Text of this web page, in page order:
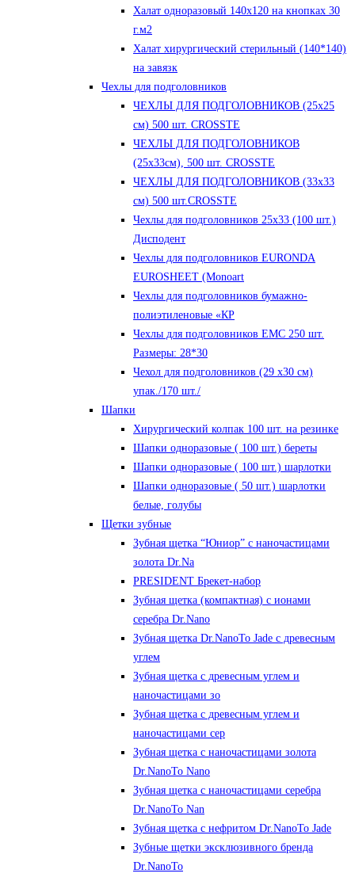
Халат одноразовый 140х120 на кнопках 30
г.м2
Халат хирургический стерильный (140*140)
на завязк
Чехлы для подголовников
ЧЕХЛЫ ДЛЯ ПОДГОЛОВНИКОВ (25х25
см) 500 шт. CROSSTE
ЧЕХЛЫ ДЛЯ ПОДГОЛОВНИКОВ
(25х33см), 500 шт. CROSSTE
ЧЕХЛЫ ДЛЯ ПОДГОЛОВНИКОВ (33х33
см) 500 шт.CROSSTE
Чехлы для подголовников 25х33 (100 шт.)
Дисподент
Чехлы для подголовников EURONDA
EUROSHEET (Monoart
Чехлы для подголовников бумажно-
полиэтиленовые «КР
Чехлы для подголовников ЕМС 250 шт.
Размеры: 28*30
Чехол для подголовников (29 х30 см)
упак./170 шт./
Шапки
Хирургический колпак 100 шт. на резинке
Шапки одноразовые ( 100 шт.) береты
Шапки одноразовые ( 100 шт.) шарлотки
Шапки одноразовые ( 50 шт.) шарлотки
белые, голубы
Щетки зубные
Зубная щетка “Юниор” с наночастицами
золота Dr.Na
PRESIDENT Брекет-набор
Зубная щетка (компактная) с ионами
серебра Dr.Nano
Зубная щетка Dr.NanoTo Jade с древесным
углем
Зубная щетка с древесным углем и
наночастицами зо
Зубная щетка с древесным углем и
наночастицами сер
Зубная щетка с наночастицами золота
Dr.NanoTo Nano
Зубная щетка с наночастицами серебра
Dr.NanoTo Nan
Зубная щетка с нефритом Dr.NanoTo Jade
Зубные щетки эксклюзивного бренда
Dr.NanoTo